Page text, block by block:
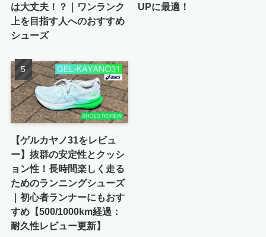
は大丈夫！？｜ワンランク
上を目指す人へのおすすめ
シューズ
UPに最適！
【ゲルカヤノ31をレビュ
ー】抜群の安定性とクッシ
ョン性！長時間楽しく走る
ためのランニングシューズ
｜初心者ランナーにもおす
すめ【500/1000km経過：
耐久性レビュー更新】